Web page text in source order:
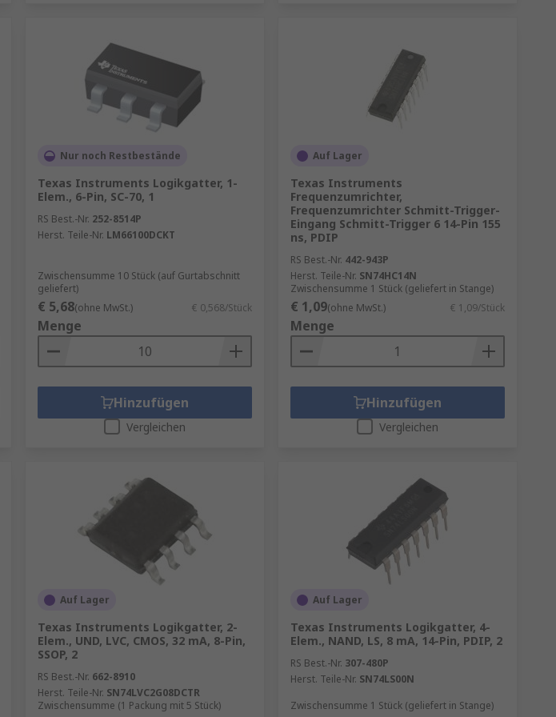
Nur noch Restbestände
Texas Instruments Logikgatter, 1-
Elem., 6-Pin, SC-70, 1
RS Best.-Nr. 252-8514P
Herst. Teile-Nr. LM66100DCKT
Zwischensumme 10 Stück (auf Gurtabschnitt
geliefert)
€ 5,68(ohne MwSt.) € 0,568/Stück
Menge
Hinzufügen
Vergleichen
Auf Lager
Texas Instruments
Frequenzumrichter,
Frequenzumrichter Schmitt-Trigger-
Eingang Schmitt-Trigger 6 14-Pin 155
ns, PDIP
RS Best.-Nr. 442-943P
Herst. Teile-Nr. SN74HC14N
Zwischensumme 1 Stück (geliefert in Stange)
€ 1,09(ohne MwSt.) € 1,09/Stück
Menge
Hinzufügen
Vergleichen
Auf Lager
Texas Instruments Logikgatter, 2-
Elem., UND, LVC, CMOS, 32 mA, 8-Pin,
SSOP, 2
RS Best.-Nr. 662-8910
Herst. Teile-Nr. SN74LVC2G08DCTR
Zwischensumme (1 Packung mit 5 Stück)
Auf Lager
Texas Instruments Logikgatter, 4-
Elem., NAND, LS, 8 mA, 14-Pin, PDIP, 2
RS Best.-Nr. 307-480P
Herst. Teile-Nr. SN74LS00N
Zwischensumme 1 Stück (geliefert in Stange)